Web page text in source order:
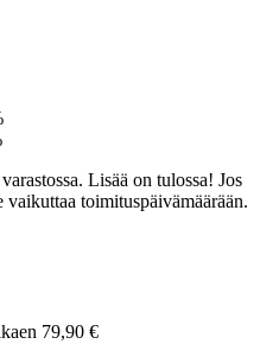
Lisää on tulossa! Jos
vaikuttaa toimituspäivämäärään.
79,90 €